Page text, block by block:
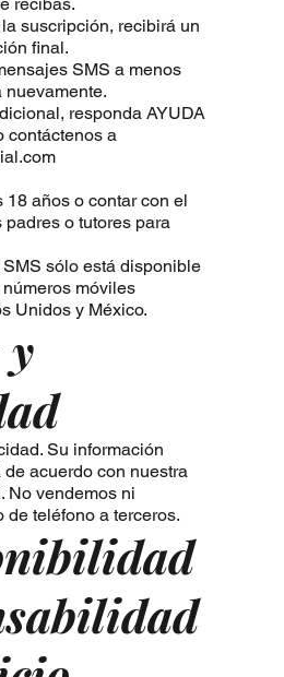
suscripción, recibirá un
final.
SMS a menos
nuevamente.
responda AYUDA
contáctenos a
18 años o contar con el
o tutores para
sólo está disponible
móviles
Unidos y México.
y
Su información
acuerdo con nuestra
No vendemos ni
teléfono a terceros.